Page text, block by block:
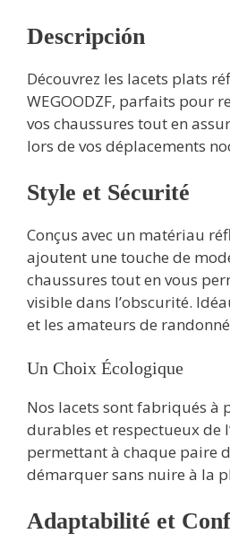
Descripción
Découvrez les lacets plats
WEGOODZF, parfaits pour
vos chaussures tout en
lors de vos déplacements
Style et Sécurité
Conçus avec un matériau
ajoutent une touche de
chaussures tout en vous
visible dans l’obscurité.
et les amateurs de
Un Choix Écologique
Nos lacets sont fabriqués
durables et respectueux de
permettant à chaque paire
démarquer sans nuire à la
Adaptabilité et